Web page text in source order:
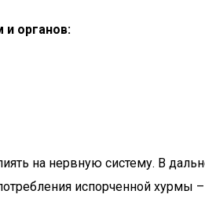
и органов:
на нервную систему. В
испорченной хурмы –